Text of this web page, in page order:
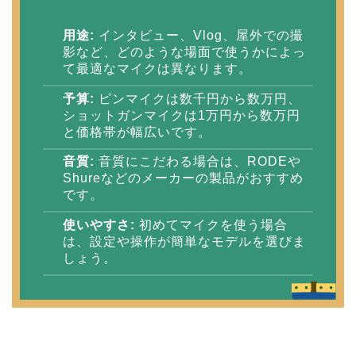
用途: インタビュー、Vlog、屋外での撮
影など、どのような場面で使うかによっ
て最適なマイクは異なります。
予算: ピンマイクは数千円から数万円、
ショットガンマイクは1万円から数万円
と価格帯が幅広いです。
音質: 音質にこだわる場合は、RODEや
Shureなどのメーカーの製品がおすすめ
です。
使いやすさ: 初めてマイクを使う場合
は、設定や操作が簡単なモデルを選びま
しょう。